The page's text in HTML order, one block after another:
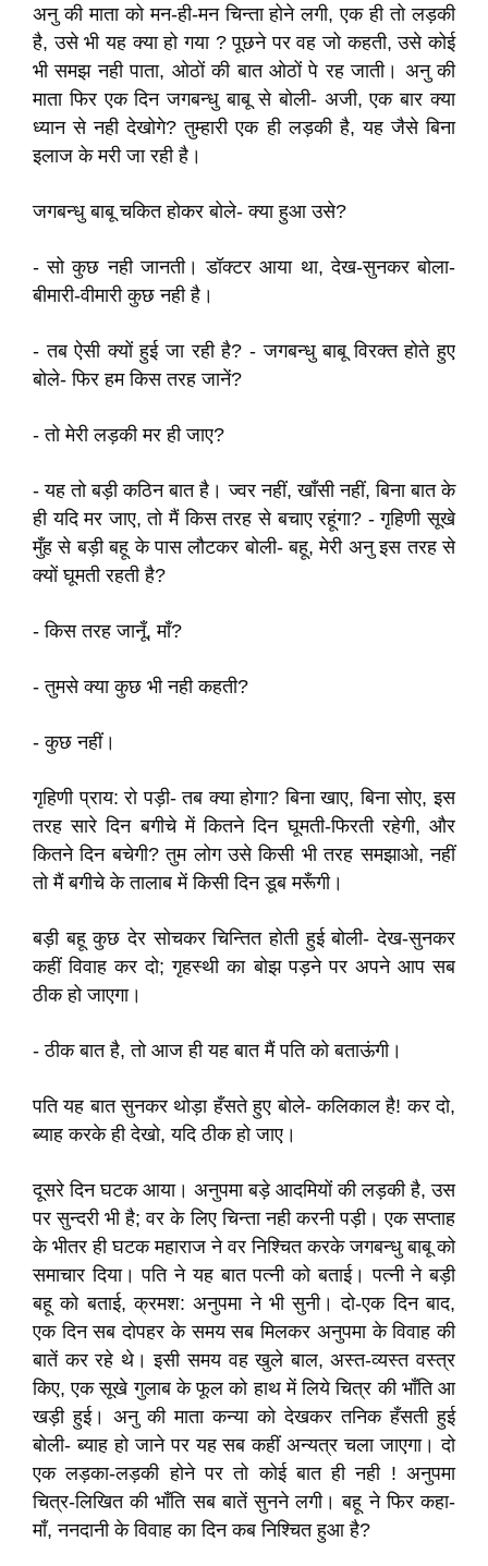
अनु की माता को मन-ही-मन चिन्ता होने लगी, एक ही तो लड़की
है, उसे भी यह क्या हो गया ? पूछने पर वह जो कहती, उसे कोई
भी समझ नही पाता, ओठों की बात ओठों पे रह जाती। अनु की
माता फिर एक दिन जगबन्धु बाबू से बोली- अजी, एक बार क्या
ध्यान से नही देखोगे? तुम्हारी एक ही लड़की है, यह जैसे बिना
इलाज के मरी जा रही है।
जगबन्धु बाबू चकित होकर बोले- क्या हुआ उसे?
- सो कुछ नही जानती। डॉक्टर आया था, देख-सुनकर बोला-
बीमारी-वीमारी कुछ नही है।
- तब ऐसी क्यों हुई जा रही है? - जगबन्धु बाबू विरक्त होते हुए
बोले- फिर हम किस तरह जानें?
- तो मेरी लड़की मर ही जाए?
- यह तो बड़ी कठिन बात है। ज्वर नहीं, खाँसी नहीं, बिना बात के
ही यदि मर जाए, तो मैं किस तरह से बचाए रहूंगा? - गृहिणी सूखे
मुँह से बड़ी बहू के पास लौटकर बोली- बहू, मेरी अनु इस तरह से
क्यों घूमती रहती है?
- किस तरह जानूँ, माँ?
- तुमसे क्या कुछ भी नही कहती?
- कुछ नहीं।
गृहिणी प्राय: रो पड़ी- तब क्या होगा? बिना खाए, बिना सोए, इस
तरह सारे दिन बगीचे में कितने दिन घूमती-फिरती रहेगी, और
कितने दिन बचेगी? तुम लोग उसे किसी भी तरह समझाओ, नहीं
तो मैं बगीचे के तालाब में किसी दिन डूब मरूँगी।
बड़ी बहू कुछ देर सोचकर चिन्तित होती हुई बोली- देख-सुनकर
कहीं विवाह कर दो; गृहस्थी का बोझ पड़ने पर अपने आप सब
ठीक हो जाएगा।
- ठीक बात है, तो आज ही यह बात मैं पति को बताऊंगी।
पति यह बात सुनकर थोड़ा हँसते हुए बोले- कलिकाल है! कर दो,
ब्याह करके ही देखो, यदि ठीक हो जाए।
दूसरे दिन घटक आया। अनुपमा बड़े आदमियों की लड़की है, उस
पर सुन्दरी भी है; वर के लिए चिन्ता नही करनी पड़ी। एक सप्ताह
के भीतर ही घटक महाराज ने वर निश्चित करके जगबन्धु बाबू को
समाचार दिया। पति ने यह बात पत्नी को बताई। पत्नी ने बड़ी
बहू को बताई, क्रमश: अनुपमा ने भी सुनी। दो-एक दिन बाद,
एक दिन सब दोपहर के समय सब मिलकर अनुपमा के विवाह की
बातें कर रहे थे। इसी समय वह खुले बाल, अस्त-व्यस्त वस्त्र
किए, एक सूखे गुलाब के फूल को हाथ में लिये चित्र की भाँति आ
खड़ी हुई। अनु की माता कन्या को देखकर तनिक हँसती हुई
बोली- ब्याह हो जाने पर यह सब कहीं अन्यत्र चला जाएगा। दो
एक लड़का-लड़की होने पर तो कोई बात ही नही ! अनुपमा
चित्र-लिखित की भाँति सब बातें सुनने लगी। बहू ने फिर कहा-
माँ, ननदानी के विवाह का दिन कब निश्चित हुआ है?